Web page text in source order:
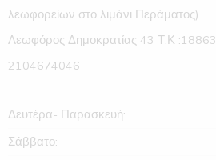
λεωφορείων στο λιμάνι Περάματος)
Λεωφόρος Δημοκρατίας 43 Τ.Κ :18863
2104674046
Δευτέρα- Παρασκευή:
Σάββατο: